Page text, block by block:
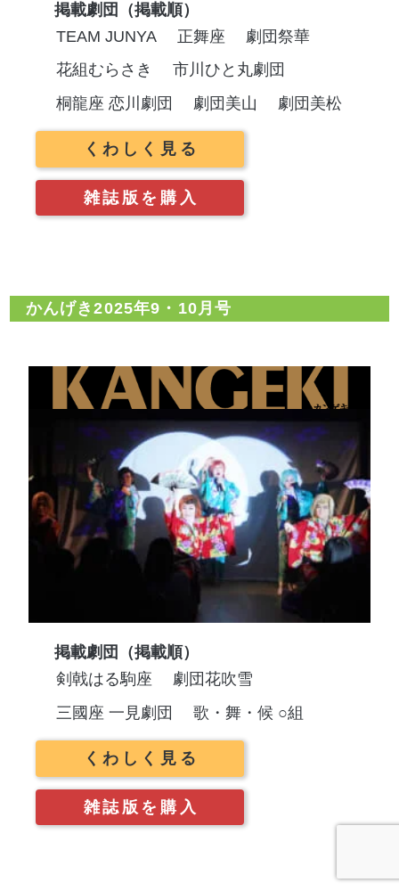
掲載劇団（掲載順）
TEAM JUNYA
正舞座
劇団祭華
花組むらさき
市川ひと丸劇団
桐龍座 恋川劇団
劇団美山 劇団美松
くわしく見る
雑誌版を購入
かんげき2025年9・10月号
掲載劇団（掲載順）
剣戟はる駒座
劇団花吹雪
三國座 一見劇団
歌・舞・候 ○組
くわしく見る
雑誌版を購入